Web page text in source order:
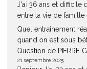
J'ai 36 ans et difficile
entre la vie de famille
Quel entrainement
quand on est sous
Question de PIERRE
21 septembre 2025